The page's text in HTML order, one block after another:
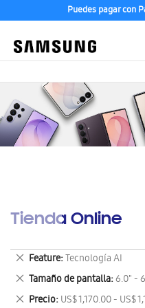
Puedes pagar con
Tienda Online
Feature Tecnología AI
Eliminar
este
artículo
Tamaño de pantalla 6.0" -
Eliminar
este
Precio US$ 1,170.00 - US$
Eliminar